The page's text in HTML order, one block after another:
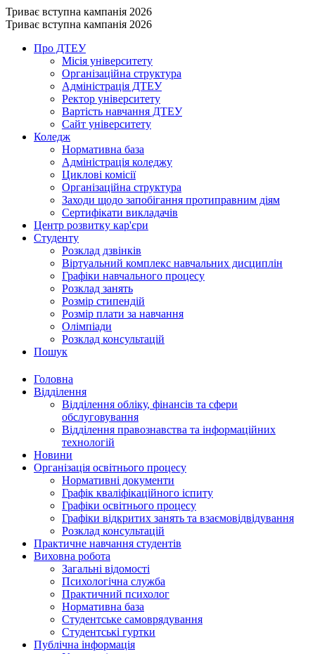
Триває вступна кампанія 2026
Триває вступна кампанія 2026
Про ДТЕУ
Місія університету
Організаційна структура
Адміністрація ДТЕУ
Ректор університету
Вартість навчання ДТЕУ
Сайт університету
Коледж
Нормативна база
Адміністрація коледжу
Циклові комісії
Організаційна структура
Заходи щодо запобігання протиправним діям
Сертифікати викладачів
Центр розвитку кар'єри
Студенту
Розклад дзвінків
Віртуальний комплекс навчальних дисциплін
Графіки навчального процесу
Розклад занять
Розмір стипендій
Розмір плати за навчання
Олімпіади
Розклад консультацій
Пошук
Головна
Відділення
Відділення обліку, фінансів та сфери
обслуговування
Відділення правознавства та інформаційних
технологій
Новини
Організація освітнього процесу
Нормативні документи
Графік кваліфікаційного іспиту
Графіки освітнього процесу
Графіки відкритих занять та взаємовідвідування
Розклад консультацій
Практичне навчання студентів
Виховна робота
Загальні відомості
Психологічна служба
Практичний психолог
Нормативна база
Студентське самоврядування
Студентські гуртки
Публічна інформація